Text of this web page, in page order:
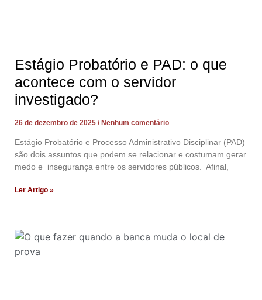
Estágio Probatório e PAD: o que
acontece com o servidor
investigado?
26 de dezembro de 2025 Nenhum comentário
Estágio Probatório e Processo Administrativo Disciplinar (PAD)
são dois assuntos que podem se relacionar e costumam gerar
medo e insegurança entre os servidores públicos. Afinal,
Ler Artigo »